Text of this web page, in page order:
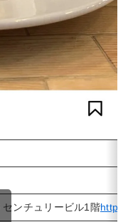
ンチュリービル1階